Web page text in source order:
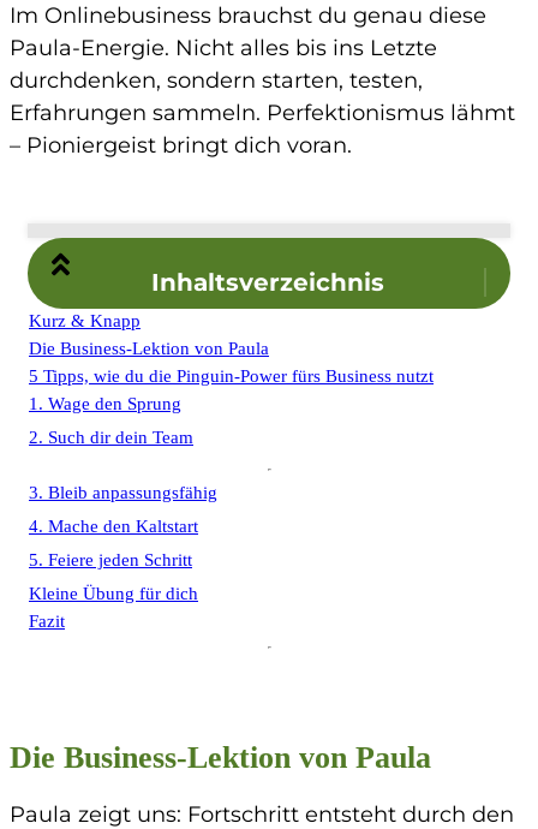
Im Onlinebusiness brauchst du genau diese
Paula-Energie. Nicht alles bis ins Letzte
durchdenken, sondern starten, testen,
Erfahrungen sammeln. Perfektionismus lähmt
– Pioniergeist bringt dich voran.
Inhaltsverzeichnis
Kurz & Knapp
Die Business-Lektion von Paula
5 Tipps, wie du die Pinguin-Power fürs Business nutzt
1. Wage den Sprung
2. Such dir dein Team
3. Bleib anpassungsfähig
4. Mache den Kaltstart
5. Feiere jeden Schritt
Kleine Übung für dich
Fazit
Die Business-Lektion von Paula
Paula zeigt uns: Fortschritt entsteht durch den